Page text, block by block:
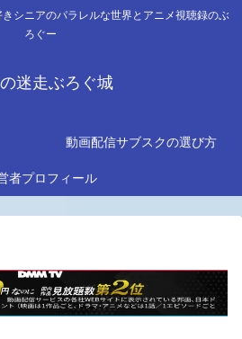
シニアのパラレルな世界とアニメ視聴録のぶ
ろぐー
迷走ぶろぐ城
動画配信サブスクの選び方
者プロフィール